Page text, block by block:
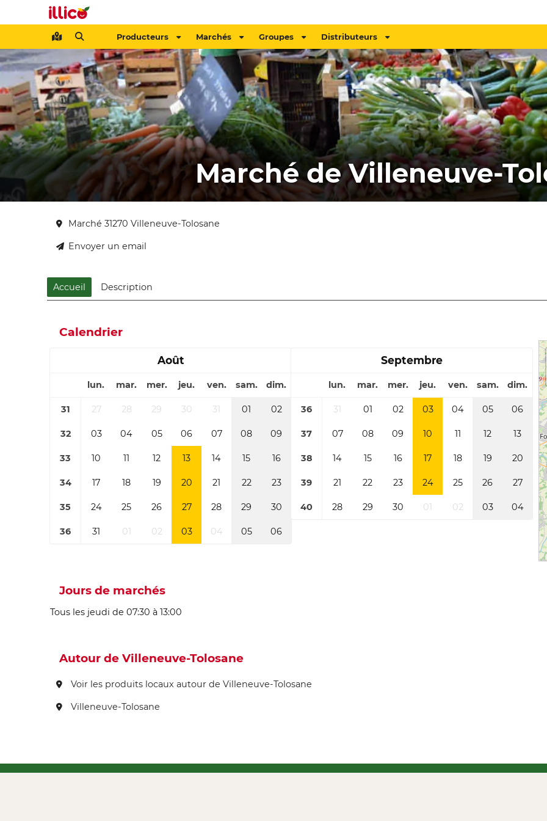
Producteurs Marchés Groupes Distributeurs
Marché de Villeneuve-
Marché 31270 Villeneuve-Tolosane
Envoyer un email
Accueil Description
Calendrier
Août
lun. mar. mer. jeu. ven. sam. dim.
31 27 28 29 30 31 01 02
32 03 04 05 06 07 08 09
33 10 11 12 13 14 15 16
34 17 18 19 20 21 22 23
35 24 25 26 27 28 29 30
36 31 01 02 03 04 05 06
Septembre
lun. mar. mer. jeu. ven. sam. dim.
36 31 01 02 03 04 05 06
37 07 08 09 10 11 12 13
38 14 15 16 17 18 19 20
39 21 22 23 24 25 26 27
40 28 29 30 01 02 03 04
Jours de marchés
Tous les jeudi de 07:30 à 13:00
Autour de Villeneuve-Tolosane
Voir les produits locaux autour de Villeneuve-Tolosane
Villeneuve-Tolosane